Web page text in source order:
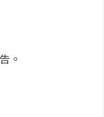
。